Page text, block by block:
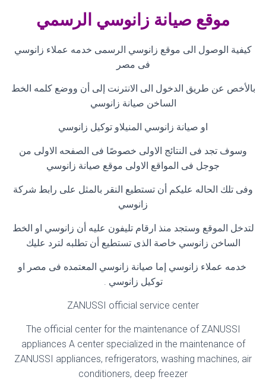
موقع صيانة زانوسي الرسمي
كيفية الوصول الى موقع زانوسي الرسمى خدمه عملاء زانوسي
فى مصر
بالأخص عن طريق الدخول الى الانترنت إلى أن ووضع كلمه الخط
الساخن صيانة زانوسي
او صيانة زانوسي المنيلاو توكيل زانوسي
وسوف تجد فى النتائج الاولى خصوصًا فى الصفحه الاولى من
جوجل فى المواقع الاولى موقع صيانة زانوسي
وفى تلك الحاله عليكم أن تستطيع النقر بالمثل على رابط شركة
زانوسي
لتدخل الموقع وستجد منذ ارقام تليفون عليه أن زانوسي او الخط
الساخن زانوسي خاصة الذى تستطيع أن تطلبه لترد عليك
خدمه عملاء زانوسي إما صيانة زانوسي المعتمده فى مصر او
توكيل زانوسي .
ZANUSSI official service center
The official center for the maintenance of ZANUSSI
appliances A center specialized in the maintenance of
ZANUSSI appliances, refrigerators, washing machines, air
conditioners, deep freezer